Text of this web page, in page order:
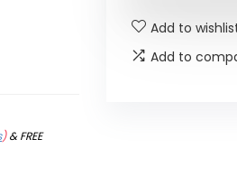
)&FREE
Add to
Add to